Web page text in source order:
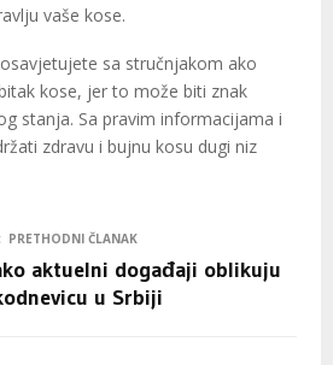
vaše kose.
sa stručnjakom ako
kose, jer to može biti znak
stanja. Sa pravim informacijama i
zdravu i bujnu kosu dugi niz
PRETHODNI ČLANAK
aktuelni događaji oblikuju
u Srbiji